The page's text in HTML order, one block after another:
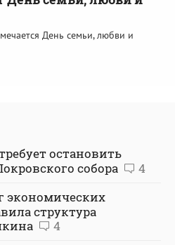
День семьи, любви и
остановить
собора
4
экономических
структура
4